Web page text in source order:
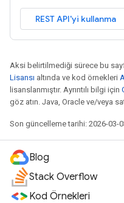
REST API'yi kullanma
Aksi belirtilmediği sürece bu
Lisansı altında ve kod örnekleri
lisanslanmıştır. Ayrıntılı bilgi için
göz atın. Java, Oracle ve/veya
Son güncelleme tarihi: 2026-03-
Blog
Stack Overflow
Kod Örnekleri